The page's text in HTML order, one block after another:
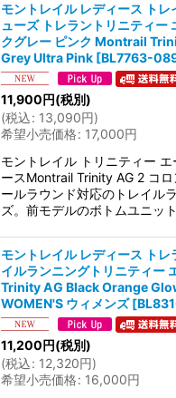
モントレイル レディース トレ
ューズ トレラントリニティー
クグレー ピンク Montrail
Grey Ultra Pink [BL7763-
11,900円(税別)
(税込: 13,090円)
希望小売価格: 17,000円
モントレイル トリニティー エ
ースMontrail Trinity AG 2 コ
ールラウンド対応のトレイル
ズ。前モデルのボトムユニッ
モントレイル レディース トレ
イルランニングトリニティー
Trinity AG Black Orange
WOMEN'S ウィメンズ [
11,200円(税別)
(税込: 12,320円)
希望小売価格: 16,000円